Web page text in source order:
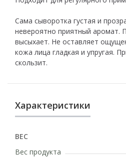
Сама сыворотка густая и
невероятно приятный аромат.
высыхает. Не оставляет
кожа лица гладкая и упругая.
скользит.
Характеристики
ВЕС
Вес продукта